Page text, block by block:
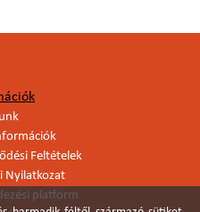
Feltételek
Nyilatkozat
platform